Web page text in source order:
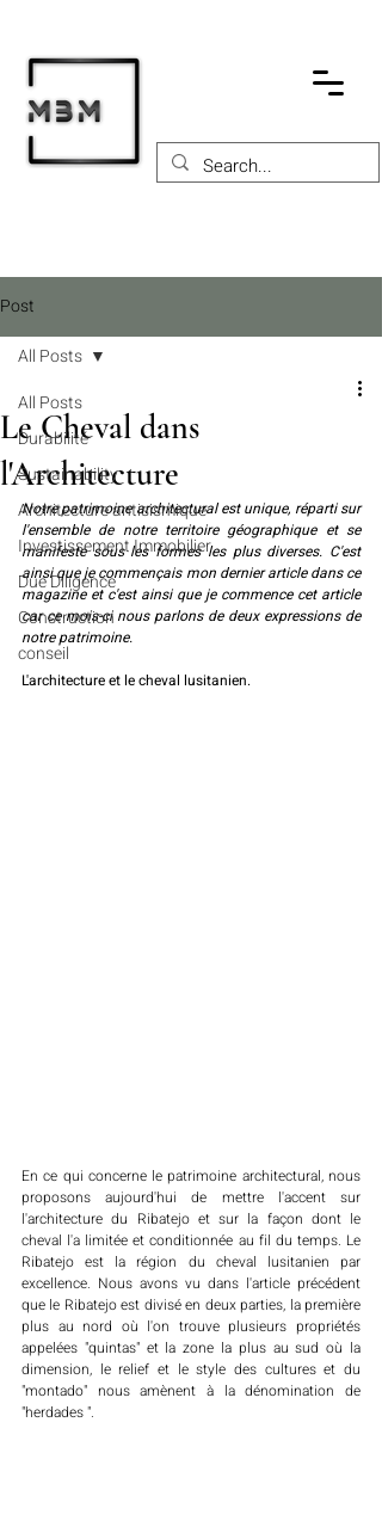
Post
All Posts
Durabilité
Sustainability
Architecture antisismique
Investissement Immobilier
Due Diligence
Construction
conseil
All Posts
Le Cheval dans
l'Architecture
Notre patrimoine architectural est unique, réparti sur
l'ensemble de notre territoire géographique et se
manifeste sous les formes les plus diverses. C'est
ainsi que je commençais mon dernier article dans ce
magazine et c'est ainsi que je commence cet article
car ce mois-ci nous parlons de deux expressions de
notre patrimoine.
L'architecture et le cheval lusitanien.
En ce qui concerne le patrimoine architectural, nous
proposons aujourd'hui de mettre l'accent sur
l'architecture du Ribatejo et sur la façon dont le
cheval l'a limitée et conditionnée au fil du temps. Le
Ribatejo est la région du cheval lusitanien par
excellence. Nous avons vu dans l'article précédent
que le Ribatejo est divisé en deux parties, la première
plus au nord où l'on trouve plusieurs propriétés
appelées "quintas" et la zone la plus au sud où la
dimension, le relief et le style des cultures et du
"montado" nous amènent à la dénomination de
"herdades ".